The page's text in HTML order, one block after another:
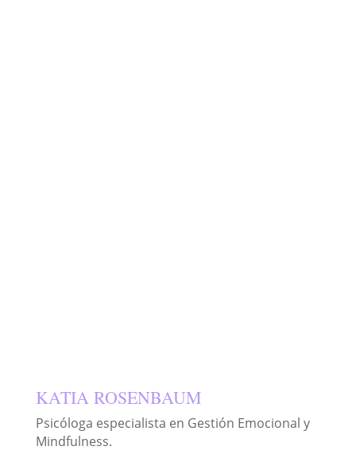
KATIA ROSENBAUM
Psicóloga especialista en Gestión Emocional y
Mindfulness.